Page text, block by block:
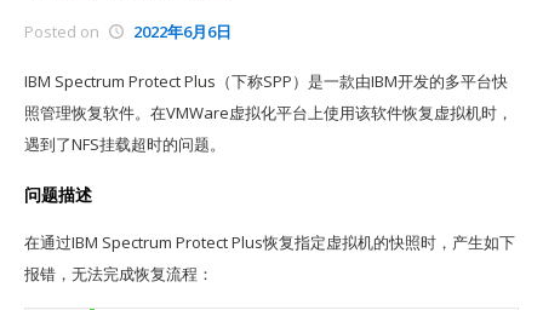
Posted on 2022年6月6日
IBM Spectrum Protect Plus（下称SPP）是一款由IBM开发的多平台快
照管理恢复软件。在VMWare虚拟化平台上使用该软件恢复虚拟机时，
遇到了NFS挂载超时的问题。
问题描述
在通过IBM Spectrum Protect Plus恢复指定虚拟机的快照时，产生如下
报错，无法完成恢复流程：